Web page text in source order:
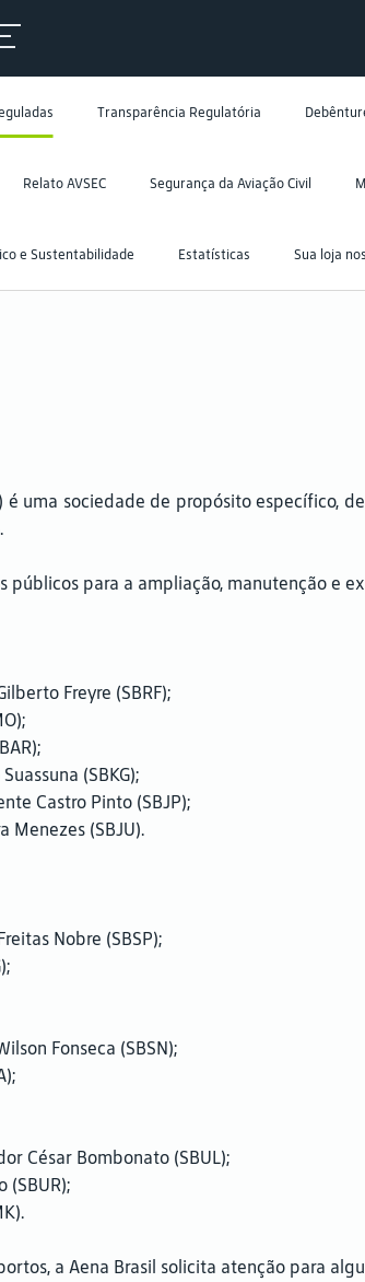
Transparência Regulatória
Relato AVSEC Segurança da Aviação Civil
e Sustentabilidade Estatísticas Sua loja
é uma sociedade de propósito específico,
públicos para a ampliação, manutenção e
Freyre (SBRF);
(SBKG);
Castro Pinto (SBJP);
Menezes (SBJU).
Nobre (SBSP);
Fonseca (SBSN);
César Bombonato (SBUL);
(SBUR);
a Aena Brasil solicita atenção para